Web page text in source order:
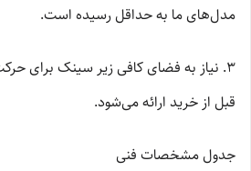
مدل‌های ما به حداقل رسیده است.
۳. نیاز به فضای کافی زیر سینک برای
قبل از خرید ارائه می‌شود.
جدول مشخصات فنی